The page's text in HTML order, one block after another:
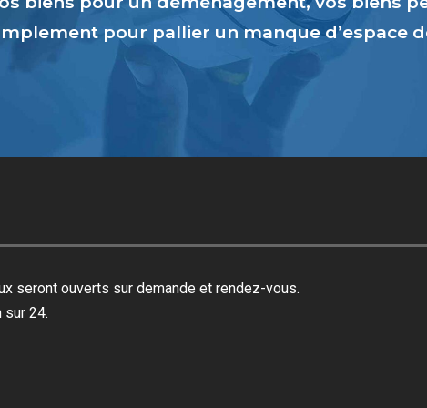
pour pallier un manque d’espace
seront ouverts sur demande et rendez-vous.
24.